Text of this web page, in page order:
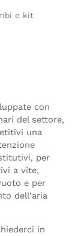
e kit
con
del settore,
una
per
a vite,
e per
dell’aria
in